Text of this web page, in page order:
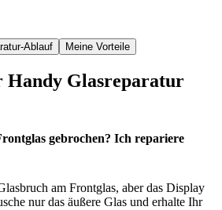
Ablauf Meine Vorteile
Handy Glasreparatur
gebrochen? Ich repariere
am Frontglas, aber das Display
nur das äußere Glas und erhalte Ihr